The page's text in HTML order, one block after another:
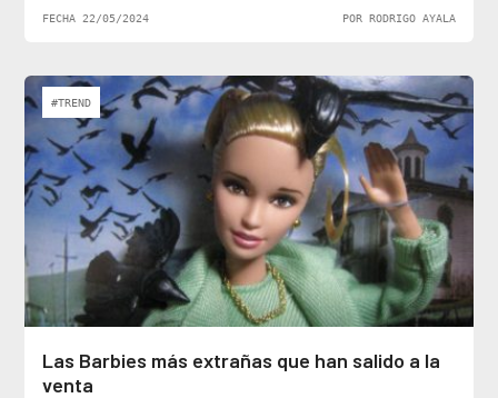
FECHA 22/05/2024 POR RODRIGO AYALA
#TREND
Las Barbies más extrañas que han salido a la
venta